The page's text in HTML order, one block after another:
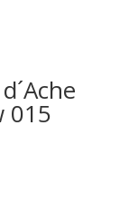
015